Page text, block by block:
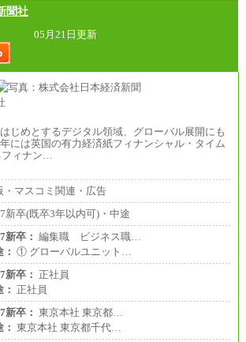
：
種共通
円～390,100円（勤務地域等により異なりま
経験やスキルを考慮し、選考の中で決定いたし
。
用期間中も同額支給します。
聞社
05月21日更新
じめとするデジタル領域、グローバル展開にも
には英国の有力経済紙フィナンシャル・タイム
フィナン…
・マスコミ関連・広告
新卒(既卒3年以内可)・中途
新卒： 編集職 ビジネス職…
① グローバルユニット…
新卒： 正社員
正社員
新卒： 東京本社 東京都…
東京本社 東京都千代…